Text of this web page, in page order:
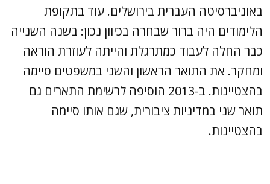
באוניברסיטה העברית בירושלים. עוד בתקופת
הלימודים היה ברור שבחרה בכיוון נכון: בשנה השנייה
כבר החלה לעבוד כמתרגלת והייתה לעוזרת הוראה
ומחקר. את התואר הראשון והשני במשפטים סיימה
בהצטיינות. ב-2013 הוסיפה לרשימת התארים גם
תואר שני במדיניות ציבורית, שגם אותו סיימה
בהצטיינות.